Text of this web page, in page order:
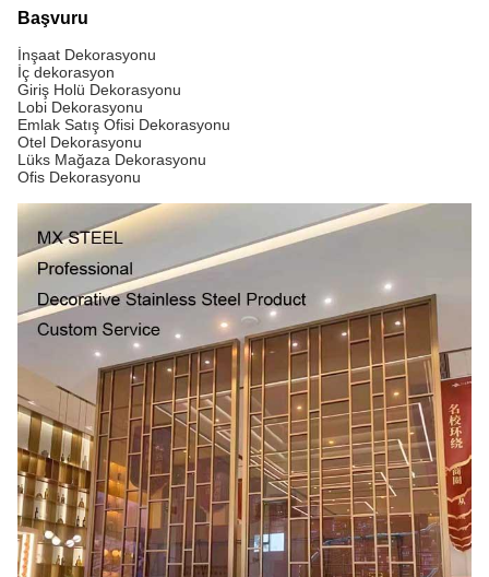
Başvuru
İnşaat Dekorasyonu
İç dekorasyon
Giriş Holü Dekorasyonu
Lobi Dekorasyonu
Emlak Satış Ofisi Dekorasyonu
Otel Dekorasyonu
Lüks Mağaza Dekorasyonu
Ofis Dekorasyonu